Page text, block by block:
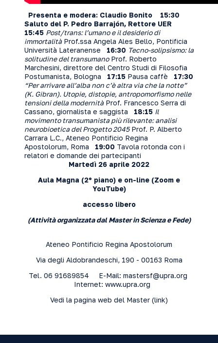
Presenta e modera: Claudio Bonito
15:30
Saluto del P. Pedro Barrajón, Rettore UER
15:45 Post/trans: l’umano e il desiderio di
immortalitàProf.ssa Angela Ales Bello, Pontificia
Università Lateranense 16:30 Tecno-solipsismo: la
solitudine del transumanoProf. Roberto
Marchesini, direttore del Centro Studi di Filosofia
Postumanista, Bologna 17:15 Pausa caffè 17:30
“Per arrivare all’alba non c’è altra via che la notte”
(K. Gibran). Utopie, distopie, antropomorfismo nelle
tensioni della modernitàProf. Francesco Serra di
Cassano, giornalista e saggista 18:15 Il
movimento transumanista più rilevante: analisi
neurobioetica del Progetto 2045Prof. P. Alberto
Carrara L.C., Ateneo Pontificio Regina
Apostolorum, Roma 19:00 Tavola rotonda con i
relatori e domande dei partecipanti
Martedì 26 aprile 2022
Aula Magna (2º piano) e on-line (Zoom e
YouTube)
accesso libero
(Attività organizzata dal Master in Scienza e Fede)
Ateneo Pontificio Regina Apostolorum
Via degli Aldobrandeschi, 190 - 00163 Roma
Tel. 06 91689854 E-Mail: mastersf@upra.org
Internet: www.upra.org
Vedi la pagina web del Master (link)